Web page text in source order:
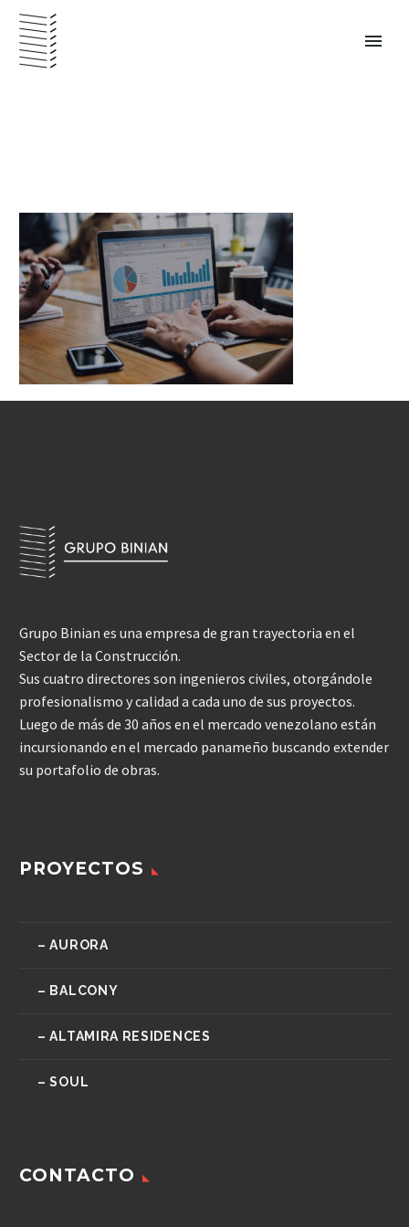
PANAMÁ – ESPAÑOL
Grupo Binian es una empresa de gran trayectoria en el
Sector de la Construcción.
Sus cuatro directores son ingenieros civiles, otorgándole
profesionalismo y calidad a cada uno de sus proyectos.
Luego de más de 30 años en el mercado venezolano están
incursionando en el mercado panameño buscando extender
su portafolio de obras.
PROYECTOS
– AURORA
– BALCONY
– ALTAMIRA RESIDENCES
– SOUL
CONTACTO